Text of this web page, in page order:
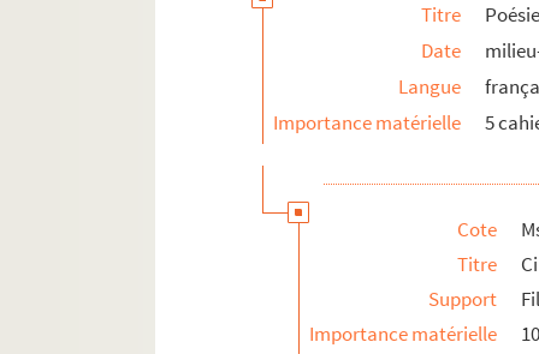
Titre
Date
Langue
Importance matérielle
5
Cote
Titre
Support
Importance matérielle